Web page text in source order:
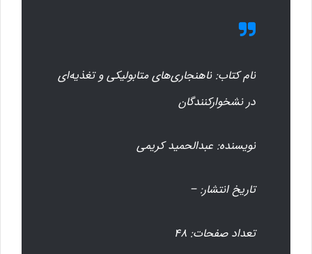
نام کتاب: ناهنجاری‌های متابولیکی و تغذیه‌ای
در نشخوارکنندگان
نویسنده: عبدالحمید کریمی
تاریخ انتشار: –
تعداد صفحات: ۴۸